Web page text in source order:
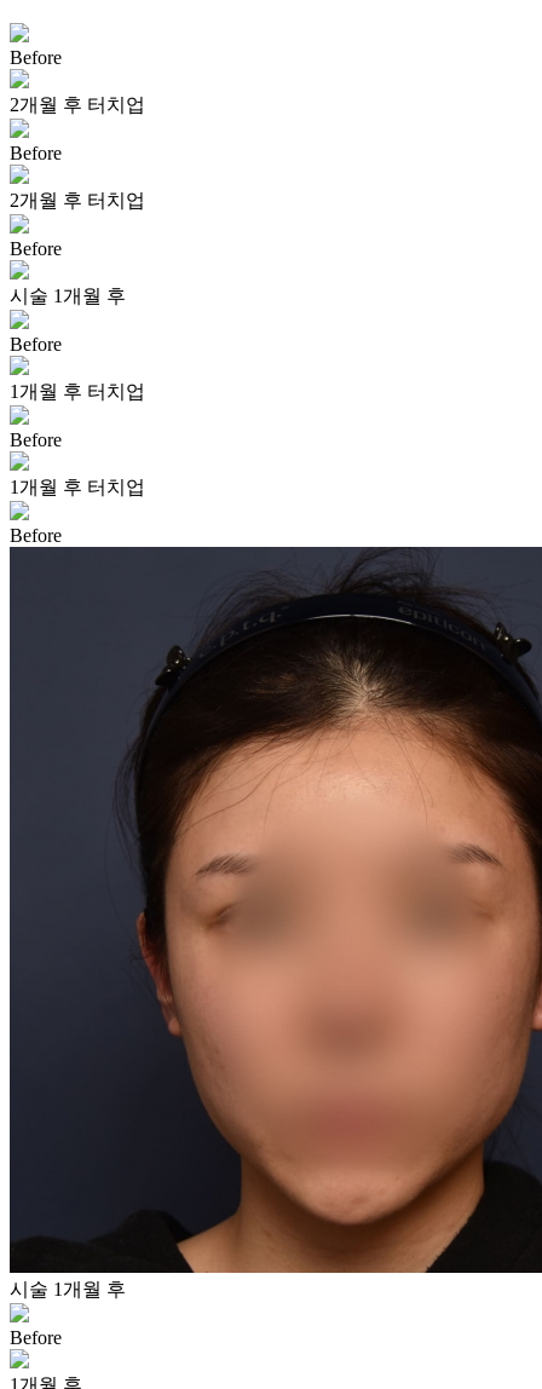
Before
2개월 후 터치업
Before
2개월 후 터치업
Before
시술 1개월 후
Before
1개월 후 터치업
Before
1개월 후 터치업
Before
시술 1개월 후
Before
1개월 후